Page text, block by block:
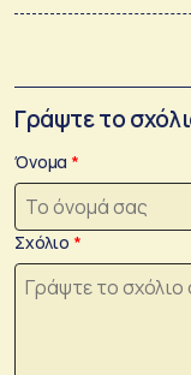
Γράψτε το
Όνομα
Σχόλιο